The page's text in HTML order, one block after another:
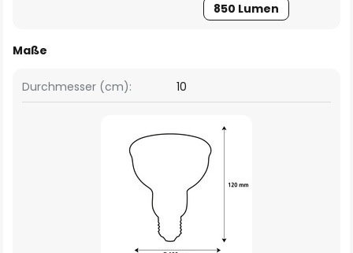
850 Lumen
Maße
Durchmesser (cm): 10